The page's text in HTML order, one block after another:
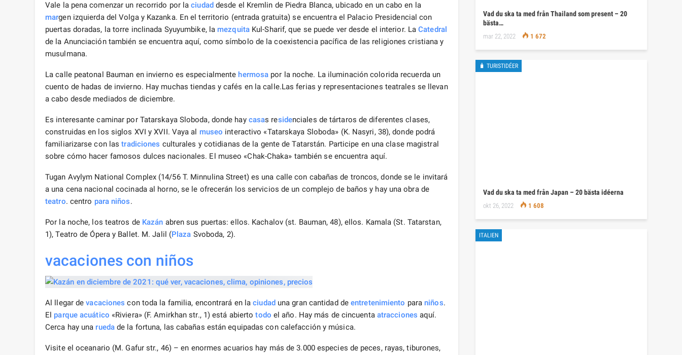
Vale la pena comenzar un recorrido por laciudaddesde el Kremlin de Piedra Blanca, ubicado en un cabo en la
margen izquierda del Volga y Kazanka. En el territorio (entrada gratuita) se encuentra el Palacio Presidencial con
puertas doradas, la torre inclinada Syuyumbike, la mezquitaKul-Sharif, que se puede ver desde el interior. LaCatedral
de la Anunciación también se encuentra aquí, como símbolo de la coexistencia pacífica de las religiones cristiana y
musulmana.
La calle peatonal Bauman en invierno es especialmente hermosa por la noche. La iluminación colorida recuerda un
cuento de hadas de invierno. Hay muchas tiendas y cafés en la calle.Las ferias y representaciones teatrales se llevan
a cabo desde mediados de diciembre.
Es interesante caminar por Tatarskaya Sloboda, donde hay casas residenciales de tártaros de diferentes clases,
construidas en los siglos XVI y XVII. Vaya al museo interactivo «Tatarskaya Sloboda» (K. Nasyri, 38), donde podrá
familiarizarse con lastradiciones culturales y cotidianas de la gente de Tatarstán. Participe en una clase magistral
sobre cómo hacer famosos dulces nacionales. El museo «Chak-Chaka» también se encuentra aquí.
Tugan Avylym National Complex (14/56 T. Minnulina Street) es una calle con cabañas de troncos, donde se le invitará
a una cena nacional cocinada al horno, se le ofrecerán los servicios de un complejo de baños y hay una obra de
teatro. centro para niños.
Por la noche, los teatros de Kazán abren sus puertas: ellos. Kachalov (st. Bauman, 48), ellos. Kamala (St. Tatarstan,
1), Teatro de Ópera y Ballet. M. Jalil (Plaza Svoboda, 2).
vacaciones con niños
Al llegar devacaciones con toda la familia, encontrará en laciudad una gran cantidad deentretenimiento para niños.
El parque acuático «Riviera» (F. Amirkhan str., 1) está abiertotodo el año. Hay más de cincuenta atracciones aquí.
Cerca hay una ruedade la fortuna, las cabañas están equipadas con calefacción y música.
Visite el oceanario (M. Gafur str., 46) – en enormes acuarios hay más de 3.000 especies de peces, rayas, tiburones,
Vad du ska ta med från Thailand som present – 20
bästa…
mar 22, 2022 1 672
🧳 TURISTIDÉER
Vad du ska ta med från Japan – 20 bästa idéerna
okt 26, 2022 1 608
ITALIEN